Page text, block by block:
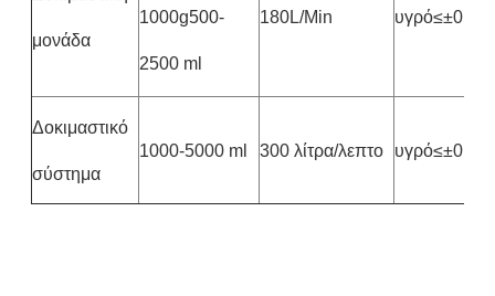
μονάδα
1000g500-
2500 ml
180L/Min
Δοκιμαστικό
σύστημα
1000-5000 ml 300 λίτρα/λεπτο